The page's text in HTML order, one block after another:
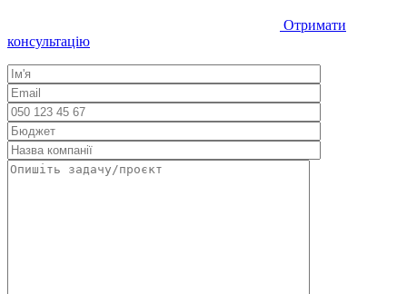
Отримати
консультацію